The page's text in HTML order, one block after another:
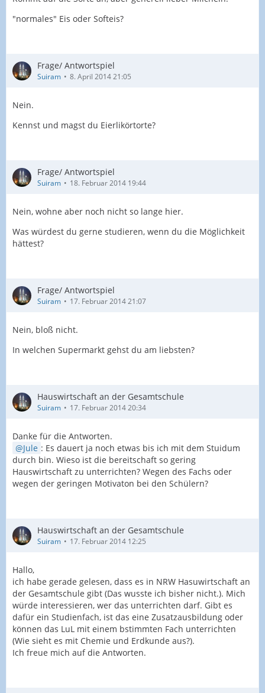
"normales" Eis oder Softeis?
Frage/ Antwortspiel
Suiram 8. April 2014 21:05
Nein.
Kennst und magst du Eierlikörtorte?
Frage/ Antwortspiel
Suiram 18. Februar 2014 19:44
Nein, wohne aber noch nicht so lange hier.
Was würdest du gerne studieren, wenn du die Möglichkeit
hättest?
Frage/ Antwortspiel
Suiram 17. Februar 2014 21:07
Nein, bloß nicht.
In welchen Supermarkt gehst du am liebsten?
Hauswirtschaft an der Gesamtschule
Suiram 17. Februar 2014 20:34
Danke für die Antworten.
Jule : Es dauert ja noch etwas bis ich mit dem Stuidum
durch bin. Wieso ist die bereitschaft so gering
Hauswirtschaft zu unterrichten? Wegen des Fachs oder
wegen der geringen Motivaton bei den Schülern?
Hauswirtschaft an der Gesamtschule
Suiram 17. Februar 2014 12:25
Hallo,
ich habe gerade gelesen, dass es in NRW Hasuwirtschaft an
der Gesamtschule gibt (Das wusste ich bisher nicht.). Mich
würde interessieren, wer das unterrichten darf. Gibt es
dafür ein Studienfach, ist das eine Zusatzausbildung oder
können das LuL mit einem bstimmten Fach unterrichten
(Wie sieht es mit Chemie und Erdkunde aus?).
Ich freue mich auf die Antworten.